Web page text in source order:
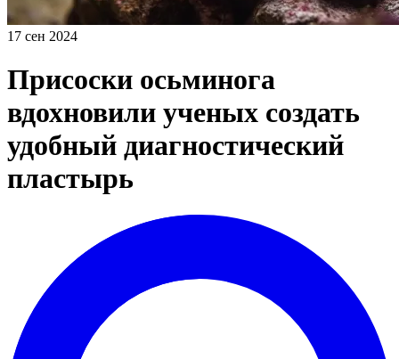
17 сен 2024
Присоски осьминога
вдохновили ученых создать
удобный диагностический
пластырь